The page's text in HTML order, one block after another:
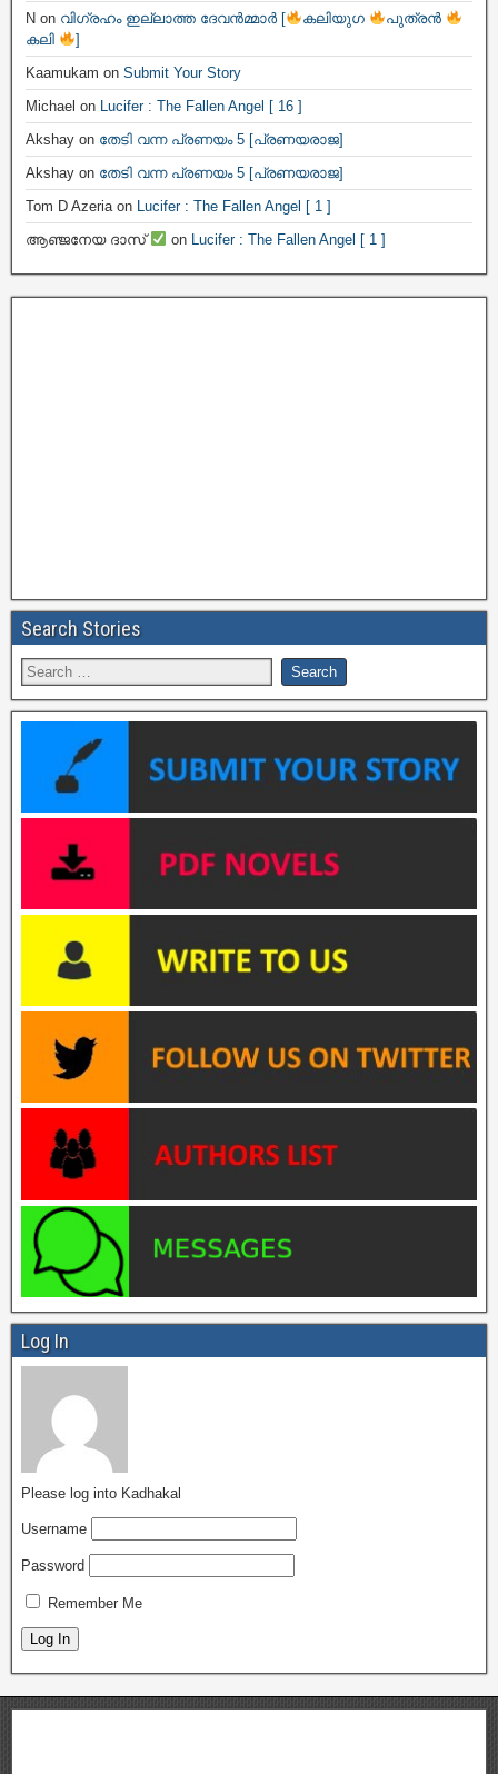
N on വിഗ്രഹം ഇല്ലാത്ത ദേവൻമ്മാർ [ കലിയുഗ
പുത്രൻ
കലി
]
Kaamukam on Submit Your Story
Michael on Lucifer : The Fallen Angel [ 16 ]
Akshay on തേടി വന്ന പ്രണയം 5 [പ്രണയരാജ]
Akshay on തേടി വന്ന പ്രണയം 5 [പ്രണയരാജ]
Tom D Azeria on Lucifer : The Fallen Angel [ 1 ]
ആഞ്ജനേയ ദാസ്
on Lucifer : The Fallen Angel [ 1 ]
Search Stories
Log In
Please log into Kadhakal
Username
Password
Remember Me